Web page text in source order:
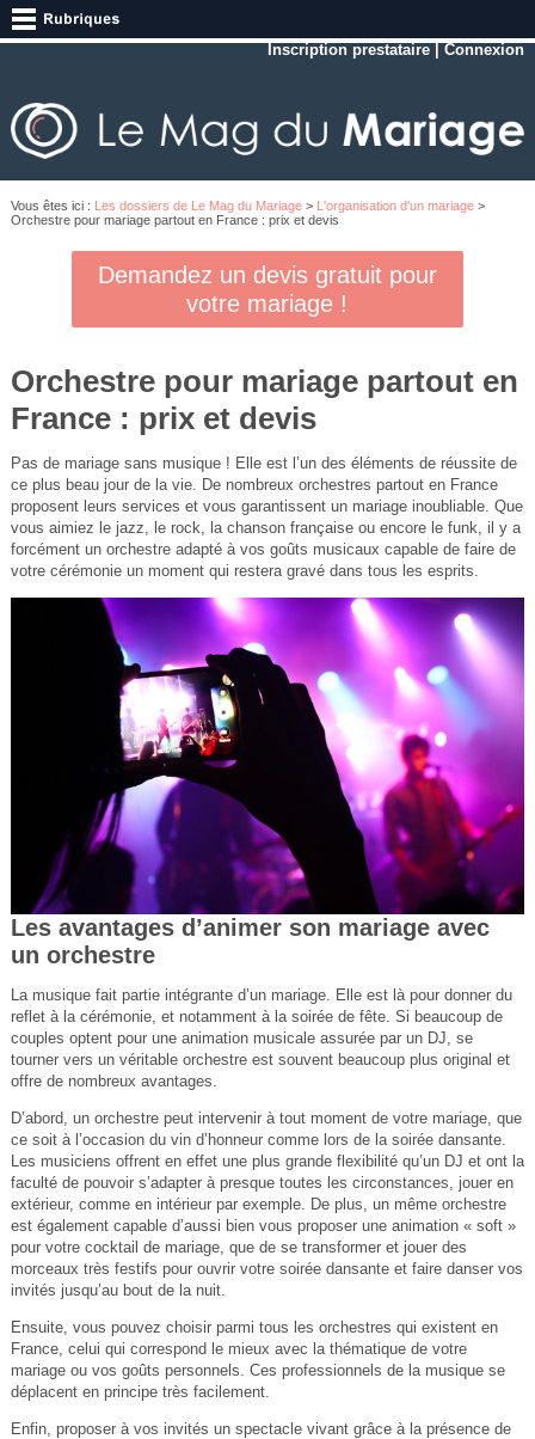
Inscription prestataire |Connexion
Vous êtes ici : Les dossiers de Le Mag du Mariage> L'organisation d'un mariage>
Orchestre pour mariage partout en France : prix et devis
Demandez un devis gratuit pour
votre mariage !
Orchestre pour mariage partout en
France : prix et devis
Pas de mariage sans musique ! Elle est l’un des éléments de réussite de
ce plus beau jour de la vie. De nombreux orchestres partout en France
proposent leurs services et vous garantissent un mariage inoubliable. Que
vous aimiez le jazz, le rock, la chanson française ou encore le funk, il y a
forcément un orchestre adapté à vos goûts musicaux capable de faire de
votre cérémonie un moment qui restera gravé dans tous les esprits.
Les avantages d’animer son mariage avec
un orchestre
La musique fait partie intégrante d’un mariage. Elle est là pour donner du
reflet à la cérémonie, et notamment à la soirée de fête. Si beaucoup de
couples optent pour une animation musicale assurée par un DJ, se
tourner vers un véritable orchestre est souvent beaucoup plus original et
offre de nombreux avantages.
D’abord, un orchestre peut intervenir à tout moment de votre mariage, que
ce soit à l’occasion du vin d’honneur comme lors de la soirée dansante.
Les musiciens offrent en effet une plus grande flexibilité qu’un DJ et ont la
faculté de pouvoir s’adapter à presque toutes les circonstances, jouer en
extérieur, comme en intérieur par exemple. De plus, un même orchestre
est également capable d’aussi bien vous proposer une animation « soft »
pour votre cocktail de mariage, que de se transformer et jouer des
morceaux très festifs pour ouvrir votre soirée dansante et faire danser vos
invités jusqu’au bout de la nuit.
Ensuite, vous pouvez choisir parmi tous les orchestres qui existent en
France, celui qui correspond le mieux avec la thématique de votre
mariage ou vos goûts personnels. Ces professionnels de la musique se
déplacent en principe très facilement.
Enfin, proposer à vos invités un spectacle vivant grâce à la présence de